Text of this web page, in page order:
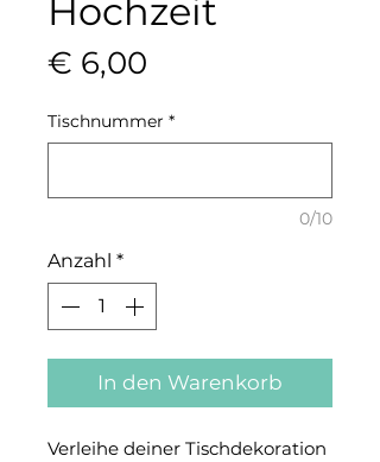
Hochzeit
€ 6,00
Tischnummer *
0/10
Anzahl *
In den Warenkorb
Verleihe deiner Tischdekoration